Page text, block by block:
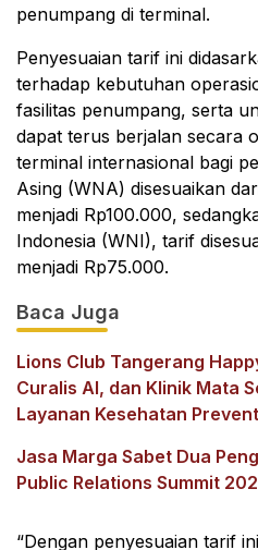
penumpang di terminal.
Penyesuaian tarif ini
terhadap kebutuhan
fasilitas penumpang, serta
dapat terus berjalan secara
terminal internasional bagi
Asing (WNA) disesuaikan
menjadi Rp100.000,
Indonesia (WNI), tarif
menjadi Rp75.000.
Baca Juga
Lions Club Tangerang
Curalis AI, dan Klinik Mata
Layanan Kesehatan
Jasa Marga Sabet Dua
Public Relations Summit
“Dengan penyesuaian tarif